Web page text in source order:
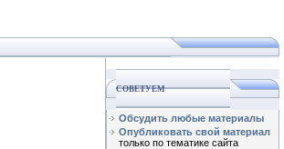
СОВЕТУЕМ
Обсудить любые материалы
Опубликовать свой материал
только по тематике сайта